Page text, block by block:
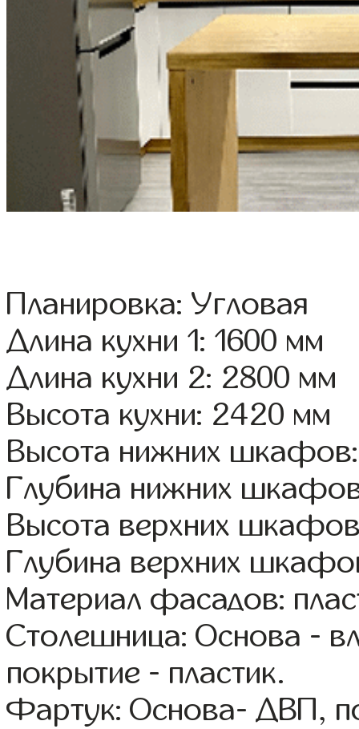
Планировка: Угловая
Длина кухни 1: 1600 мм
Длина кухни 2: 2800 мм
Высота кухни: 2420 мм
Высота нижних
Глубина нижних
Высота верхних
Глубина верхних
Материал фасадов:
Столешница: Основа -
покрытие - пластик.
Фартук: Основа- ДВП,